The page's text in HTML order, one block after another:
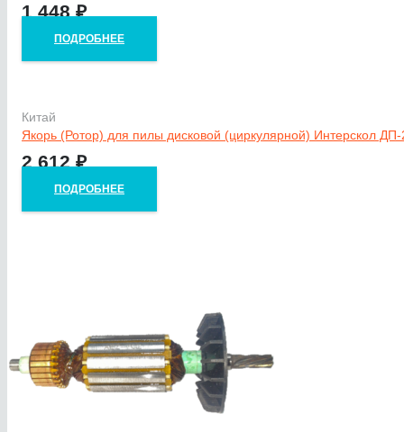
1 448₽
ПОДРОБНЕЕ
Китай
Якорь (Ротор) для пилы дисковой (циркулярной) Интерскол
2 612₽
ПОДРОБНЕЕ